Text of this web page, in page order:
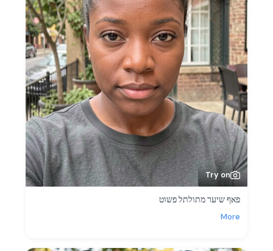
Try on
פאף שיער מתולתל פשוט
More